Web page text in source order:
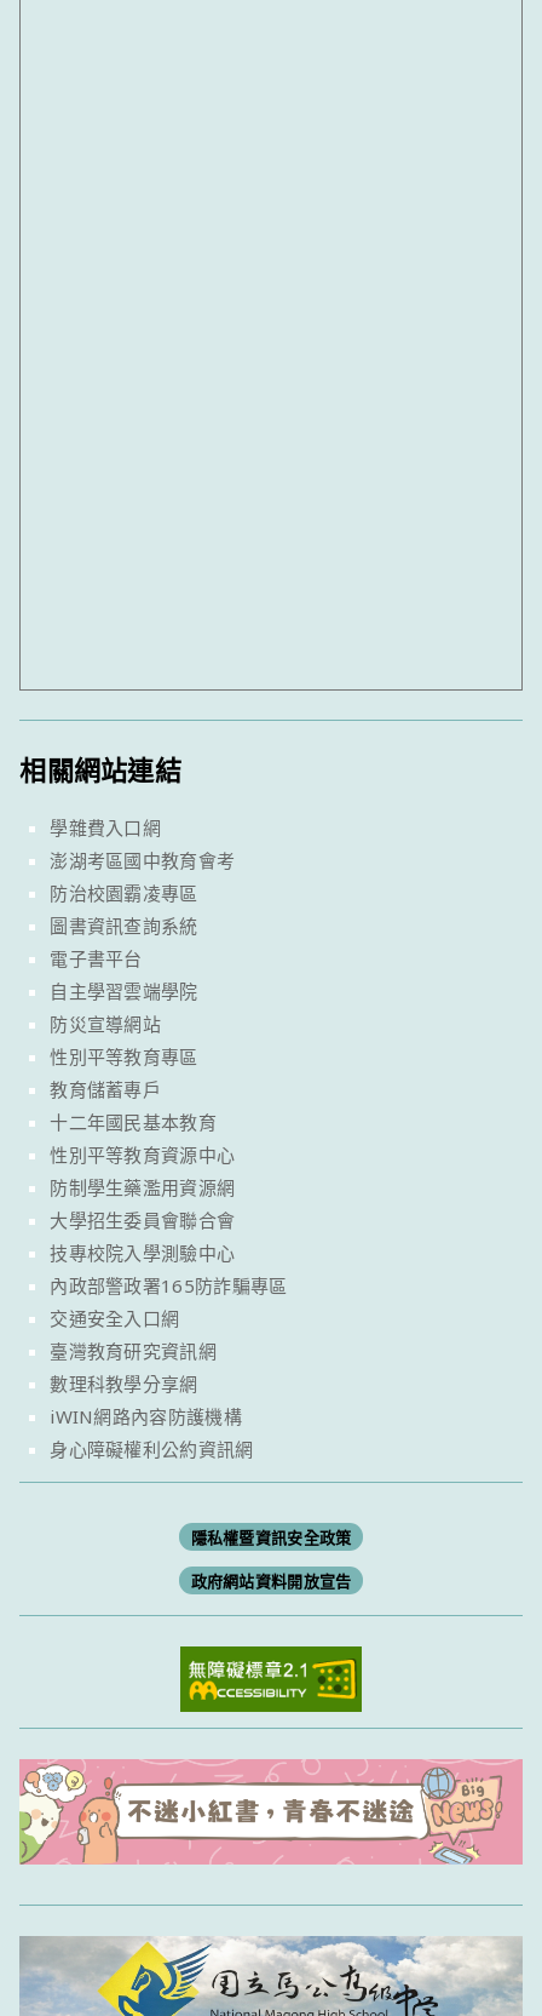
相關網站連結
學雜費入口網
澎湖考區國中教育會考
防治校園霸凌專區
圖書資訊查詢系統
電子書平台
自主學習雲端學院
防災宣導網站
性別平等教育專區
教育儲蓄專戶
十二年國民基本教育
性別平等教育資源中心
防制學生藥濫用資源網
大學招生委員會聯合會
技專校院入學測驗中心
內政部警政署165防詐騙專區
交通安全入口網
臺灣教育研究資訊網
數理科教學分享網
iWIN網路內容防護機構
身心障礙權利公約資訊網
隱私權暨資訊安全政策
政府網站資料開放宣告